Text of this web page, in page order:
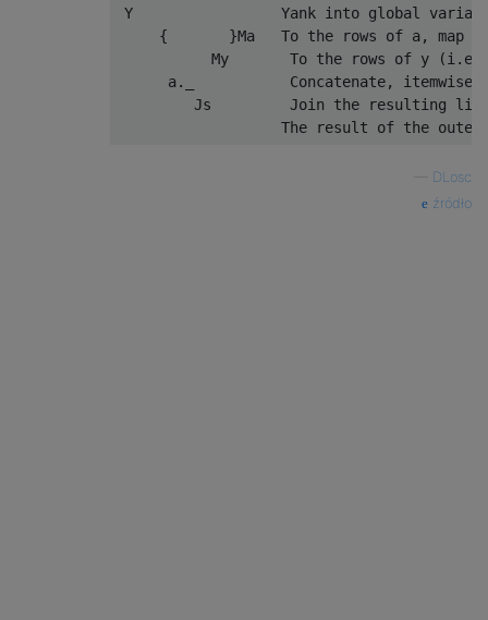
Y                 Yank into global
{       }Ma   To the rows of a, map
My       To the rows of y
a._           Concatenate,
Js         Join the resulting
DLosc
źródło